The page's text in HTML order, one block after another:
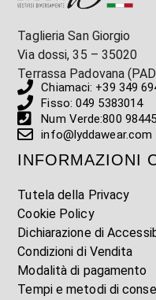
Taglieria San Giorgio
Via dossi, 35 – 35020
Terrassa Padovana
Chiamaci: +39 349
Fisso: 049 5383014
Num Verde:800
info@lyddawear.com
INFORMAZIONI
Tutela della Privacy
Cookie Policy
Dichiarazione di
Condizioni di Vendita
Modalità di pagamento
Tempi e metodi di